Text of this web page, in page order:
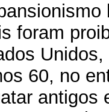
foram
60, no
antigos